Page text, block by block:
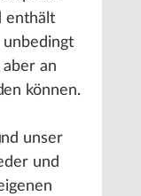
enthält
unbedingt
aber an
können.
unser
und